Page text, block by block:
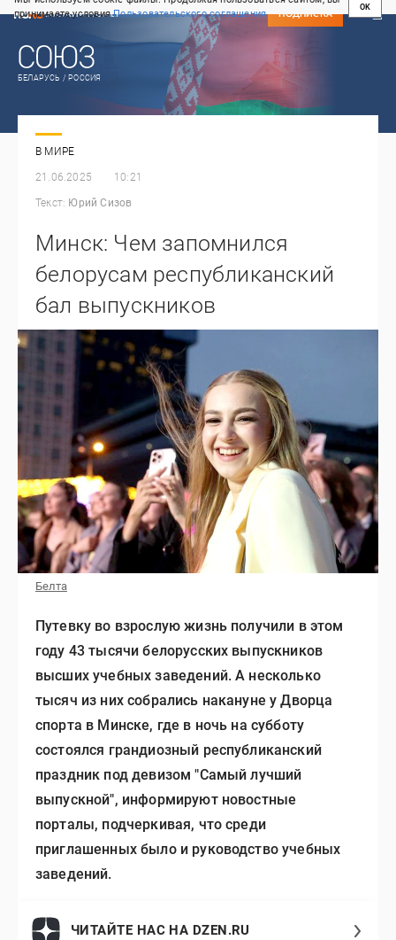
принимаете условияПользовательского соглашения
OK
СВЕЖИЙ НОМЕР
ПОДПИСКА
БЕЛАРУСЬ / РОССИЯ
В МИРЕ
21.06.2025 10:21
Текст: Юрий Сизов
Минск: Чем запомнился
белорусам республиканский
бал выпускников
Белта
Путевку во взрослую жизнь получили в этом
году 43 тысячи белорусских выпускников
высших учебных заведений. А несколько
тысяч из них собрались накануне у Дворца
спорта в Минске, где в ночь на субботу
состоялся грандиозный республиканский
праздник под девизом "Самый лучший
выпускной", информируют новостные
порталы, подчеркивая, что среди
приглашенных было и руководство учебных
заведений.
ЧИТАЙТЕ НАС НА DZEN.RU